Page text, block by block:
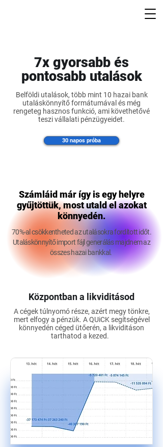
7x gyorsabb és
pontosabb utalások
Belföldi utalások, több mint 10 hazai bank
utaláskönnyítő formátumával és még
rengeteg hasznos funkció, ami követhetővé
teszi vállalati pénzügyeidet.
30 napos próba
Számláid már így is egy helyre
gyűjtöttük, most utald el azokat
könnyedén.
70%-al csökkentheted az utalásokra fordított időt.
Utaláskönnyítő import fájl generálás majdnem az
összes hazai bankkal.
Központban a likviditásod
A cégek túlnyomó része, azért megy tönkre,
mert elfogy a pénzük. A QUiCK segítségével
könnyedén céged ütőerén, a likviditáson
tarthatod a kezed.